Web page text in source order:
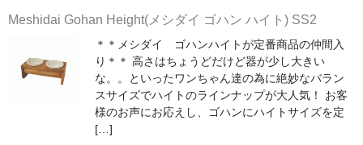
Meshidai Gohan Height(メシダイ ゴハン ハイト) SS2
＊＊メシダイ ゴハンハイトが定番商品の仲間入
り＊＊ 高さはちょうどだけど器が少し大きい
な。。といったワンちゃん達の為に絶妙なバラン
スサイズでハイトのラインナップが大人気！ お客
様のお声にお応えし、ゴハンにハイトサイズを定
[…]